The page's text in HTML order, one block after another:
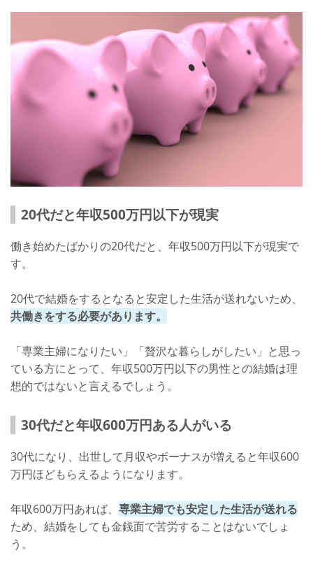
20代だと年収500万円以下が現実
働き始めたばかりの20代だと、年収500万円以下が現実で
す。
20代で結婚をするとなると安定した生活が送れないため、
共働きをする必要があります。
「専業主婦になりたい」「贅沢な暮らしがしたい」と思っ
ている方にとって、年収500万円以下の男性との結婚は理
想的ではないと言えるでしょう。
30代だと年収600万円ある人がいる
30代になり、出世して月収やボーナスが増えると年収600
万円ほどもらえるようになります。
年収600万円あれば、 専業主婦でも安定した生活が送れる
ため、結婚をしても金銭面で苦労することはないでしょ
う。